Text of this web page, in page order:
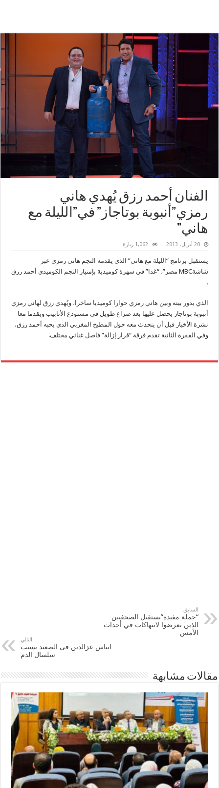
الفنان أحمد رزق يُهدي هاني
رمزي”أنبوبة بوتاجاز” في”الليلة مع
هاني”
20 أبريل، 2013 1,062 زيارة
يستقبل برنامج “الليلة مع هاني” الذي يقدمه النجم هاني رمزي عبر
شاشةMBC مصر”، “غدا” في سهرة كوميدية بإمتياز النجم الكوميدي أحمد رزق
.
الذي يدور بينه وبين هاني رمزي حوارا كوميديا ساخرا، ويُهدي رزق لهاني رمزي
أنبوبة بوتاجاز يحصل عليها بعد صراع طويل في مستودع الأنابيب ويقدما معا
نشرة الأخبار قبل أن يتحدث معه حول المطبخ المغربي الذي يحبه أحمد رزق،
وفي الفقرة الثانية تقدم فرقة “قرار إزالة” فاصل غنائي مختلف.
السابق
“جملة مفيدة”يستقبل الصحفيين
الذين تعرضوا لانتهاكات في أحداث
الأمس
التالي
ايناس عزالدين فى الصعيد بسبب
سلسال الدم
مقالات مشابهة